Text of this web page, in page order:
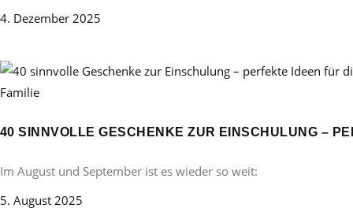
4. Dezember 2025
Familie
40 SINNVOLLE GESCHENKE ZUR EINSCHULUNG –
Im August und September ist es wieder so weit:
5. August 2025